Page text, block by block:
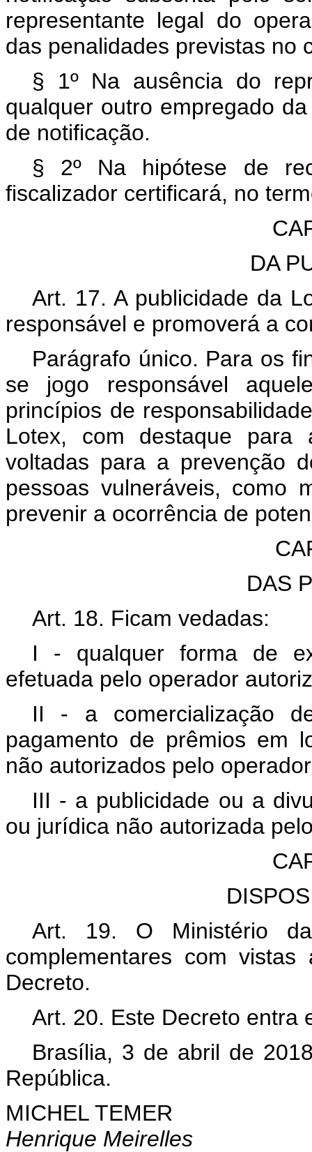
representante legal do
das penalidades previstas no
§ 1º Na ausência do
qualquer outro empregado
de notificação.
§ 2º Na hipótese de
fiscalizador certificará, no
DA
Art. 17. A publicidade da
responsável e promoverá a
Parágrafo único. Para os
se jogo responsável
princípios de
Lotex, com destaque
voltadas para a prevenção
pessoas vulneráveis, como
prevenir a ocorrência de
DAS
Art. 18. Ficam vedadas:
I - qualquer forma de
efetuada pelo operador
II - a comercialização
pagamento de prêmios em
não autorizados pelo
III - a publicidade ou a
ou jurídica não autorizada
Art. 19. O Ministério
complementares com
Decreto.
Art. 20. Este Decreto entra
Brasília, 3 de abril de
República.
MICHEL TEMER
Henrique Meirelles